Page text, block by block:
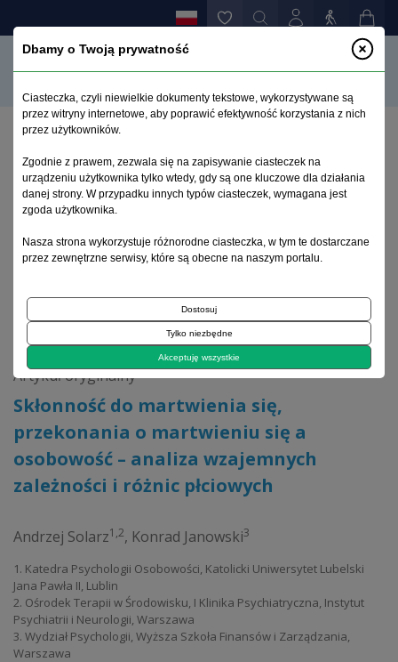
Skłonność do martwienia się, przekonania o
martwieniu się a osobowość – analiza wzajemnych
zależności i różnic płciowych
Archiwum 1992–2014
2013, tom 22, zeszyt 2
Artykuł oryginalny
Skłonność do martwienia się,
przekonania o martwieniu się a
osobowość – analiza wzajemnych
zależności i różnic płciowych
Andrzej Solarz1,2, Konrad Janowski3
1. Katedra Psychologii Osobowości, Katolicki Uniwersytet Lubelski
Jana Pawła II, Lublin
2. Ośrodek Terapii w Środowisku, I Klinika Psychiatryczna, Instytut
Psychiatrii i Neurologii, Warszawa
3. Wydział Psychologii, Wyższa Szkoła Finansów i Zarządzania,
Warszawa
Dbamy o Twoją prywatność
Ciasteczka, czyli niewielkie dokumenty tekstowe, wykorzystywane są
przez witryny internetowe, aby poprawić efektywność korzystania z nich
przez użytkowników.
Zgodnie z prawem, zezwala się na zapisywanie ciasteczek na
urządzeniu użytkownika tylko wtedy, gdy są one kluczowe dla działania
danej strony. W przypadku innych typów ciasteczek, wymagana jest
zgoda użytkownika.
Nasza strona wykorzystuje różnorodne ciasteczka, w tym te dostarczane
przez zewnętrzne serwisy, które są obecne na naszym portalu.
Dostosuj
Tylko niezbędne
Akceptuję wszystkie